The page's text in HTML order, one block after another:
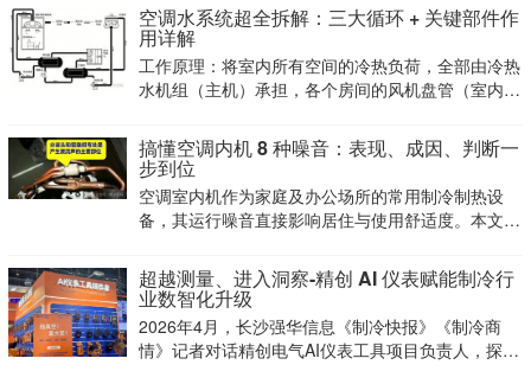
空调水系统超全拆解：三大循环 + 关键部件作
用详解
工作原理：将室内所有空间的冷热负荷，全部由冷热
水机组（主机）承担，各个房间的风机盘管（室内末
的冷热水循环，完成室内的供冷与供热。一套典型的
空调水系统，主要由三大核心部分组成：冷冻水循环
系统、冷却
搞懂空调内机 8 种噪音：表现、成因、判断一
步到位
空调室内机作为家庭及办公场所的常用制冷制热设
备，其运行噪音直接影响居住与使用舒适度。本文将
生成因、初步识别帮你快速读懂噪音的原因。
超越测量、进入洞察-精创 AI 仪表赋能制冷行
业数智化升级
2026年4月，长沙强华信息《制冷快报》《制冷商
情》记者对话精创电气AI仪表工具项目负责人，探寻